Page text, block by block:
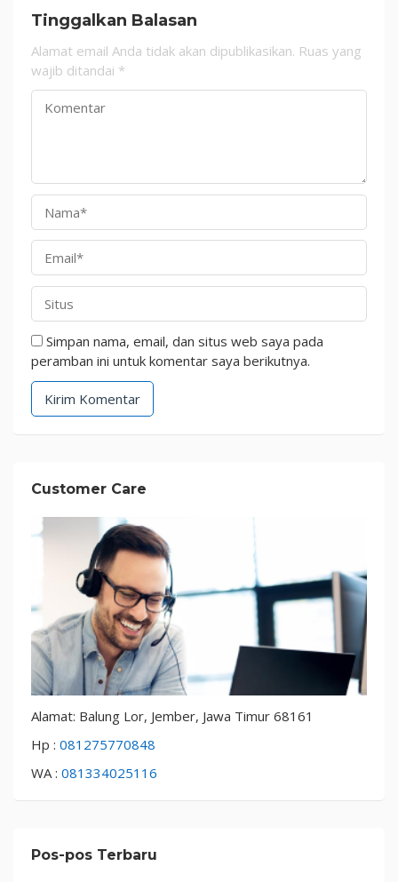
Tinggalkan Balasan
Alamat email Anda tidak akan dipublikasikan. Ruas yang
wajib ditandai *
Simpan nama, email, dan situs web saya pada
peramban ini untuk komentar saya berikutnya.
Customer Care
Alamat: Balung Lor, Jember, Jawa Timur 68161
Hp : 081275770848
WA : 081334025116
Pos-pos Terbaru